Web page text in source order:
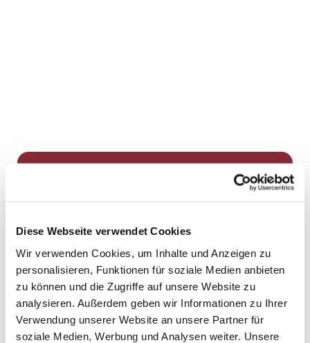
Diese Webseite verwendet Cookies
Wir verwenden Cookies, um Inhalte und Anzeigen zu
personalisieren, Funktionen für soziale Medien anbieten
zu können und die Zugriffe auf unsere Website zu
analysieren. Außerdem geben wir Informationen zu Ihrer
Verwendung unserer Website an unsere Partner für
soziale Medien, Werbung und Analysen weiter. Unsere
Dies könnte Sie auch